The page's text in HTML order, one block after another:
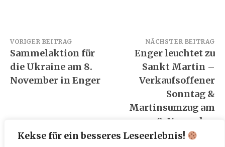
Kekse für ein besseres Leseerlebnis!
Beitragsnavigation
VORIGER BEITRAG
Sammelaktion für
die Ukraine am 8.
November in Enger
NÄCHSTER BEITRAG
Enger leuchtet zu
Sankt Martin –
Verkaufsoffener
Sonntag &
Martinsumzug am
9. November